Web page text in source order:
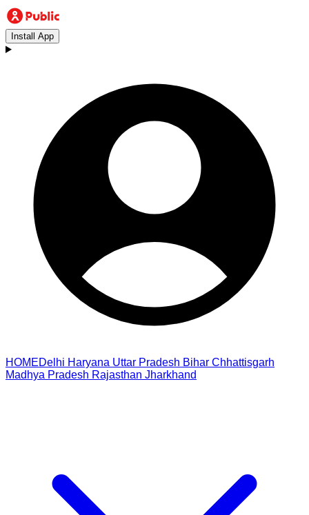
Install App
HOMEDelhi Haryana Uttar Pradesh Bihar Chhattisgarh
Madhya Pradesh Rajasthan Jharkhand